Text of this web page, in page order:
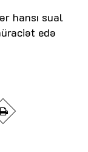
hansı sual
edə